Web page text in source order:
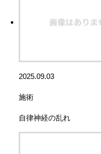
2025.09.03
施術
自律神経の乱れ